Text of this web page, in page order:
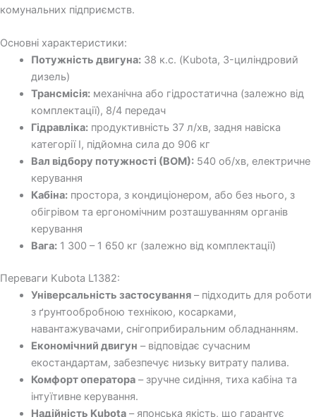
комунальних підприємств.
Основні характеристики:
Потужність двигуна:38 к.с. (Kubota, 3-циліндровий
дизель)
Трансмісія:механічна або гідростатична (залежно від
комплектації), 8/4 передач
Гідравліка:продуктивність 37 л/хв, задня навіска
категорії I, підйомна сила до 906 кг
Вал відбору потужності (ВОМ):540 об/хв, електричне
керування
Кабіна:простора, з кондиціонером, або без нього, з
обігрівом та ергономічним розташуванням органів
керування
Вага:1 300 – 1 650 кг (залежно від комплектації)
Переваги Kubota L1382:
Універсальність застосування– підходить для роботи
з ґрунтообробною технікою, косарками,
навантажувачами, снігоприбиральним обладнанням.
Економічний двигун – відповідає сучасним
екостандартам, забезпечує низьку витрату палива.
Комфорт оператора– зручне сидіння, тиха кабіна та
інтуїтивне керування.
Надійність Kubota– японська якість, що гарантує